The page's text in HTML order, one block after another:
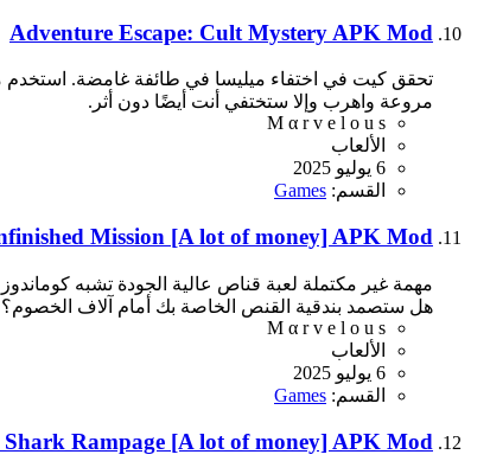
Adventure Escape: Cult Mystery APK Mod
تحقق كيت في اختفاء ميليسا في طائفة غامضة. استخدم
مروعة واهرب وإلا ستختفي أنت أيضًا دون أثر.
M α r v e l o u s
الألعاب
6 يوليو 2025
القسم: Games
Mission [A lot of money] APK Mod
مهمة غير مكتملة لعبة قناص عالية الجودة تشبه
هل ستصمد بندقية القنص الخاصة بك أمام آلاف
M α r v e l o u s
الألعاب
6 يوليو 2025
القسم: Games
Shark Rampage [A lot of money] APK Mod